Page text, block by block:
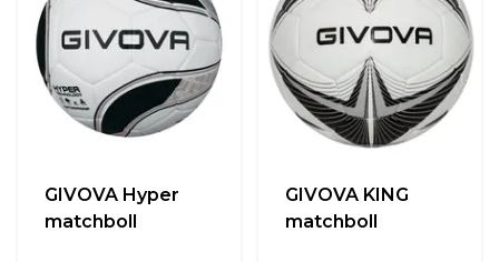
GIVOVA Hyper
matchboll
GIVOVA KING
matchboll